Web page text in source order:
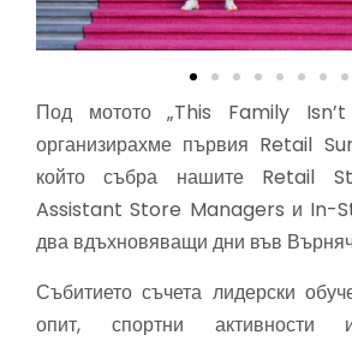
Под мотото „This Family
организирахме първия Retail
който събра нашите Retail
Assistant Store Managers и In-
два вдъхновяващи дни във
Събитието съчета лидерски
опит, спортни активности